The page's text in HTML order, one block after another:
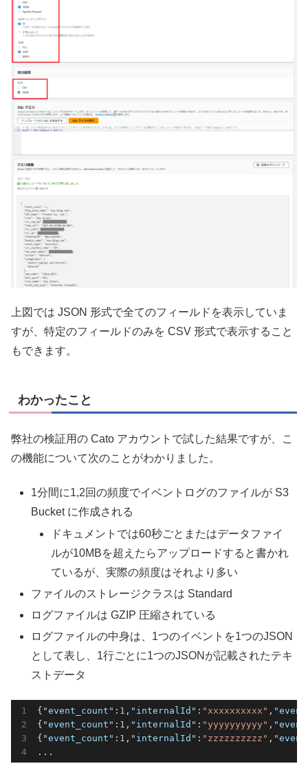
上図では JSON 形式で全てのフィールドを表示していま
すが、特定のフィールドのみを CSV 形式で表示すること
もできます。
わかったこと
弊社の検証用の Cato アカウントで試した結果ですが、こ
の機能について次のことがわかりました。
1分間に1,2回の頻度でイベントログのファイルが S3
Bucket に作成される
ドキュメントでは60秒ごとまたはデータファイ
ルが10MBを超えたらアップロードすると書かれ
ているが、実際の頻度はそれより多い
ファイルのストレージクラスは Standard
ログファイルは GZIP 圧縮されている
ログファイルの中身は、1つのイベントを1つのJSON
として表し、1行ごとに1つのJSONが記載されたテキ
ストデータ
{ "event_count" : 1 , "internalId" : "xxxxxxxxxx" ,
{ "event_count" : 1 , "internalId" : "yyyyyyyyyy" ,
{ "event_count" : 1 , "internalId" : "zzzzzzzzzz" ,